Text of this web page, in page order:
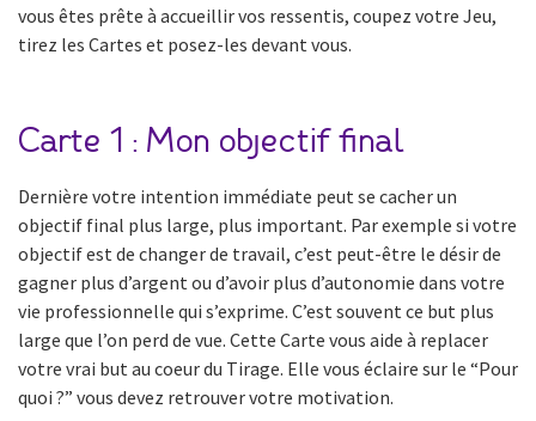
vous êtes prête à accueillir vos ressentis, coupez votre Jeu,
tirez les Cartes et posez-les devant vous.
Carte 1 : Mon objectif final
Dernière votre intention immédiate peut se cacher un
objectif final plus large, plus important. Par exemple si votre
objectif est de changer de travail, c’est peut-être le désir de
gagner plus d’argent ou d’avoir plus d’autonomie dans votre
vie professionnelle qui s’exprime. C’est souvent ce but plus
large que l’on perd de vue. Cette Carte vous aide à replacer
votre vrai but au coeur du Tirage. Elle vous éclaire sur le “Pour
quoi ?” vous devez retrouver votre motivation.